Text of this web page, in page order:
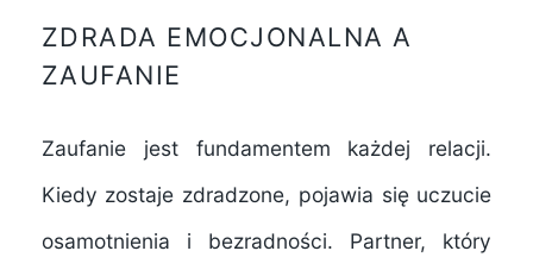
ZDRADA EMOCJONALNA A
ZAUFANIE
Zaufanie jest fundamentem każdej relacji.
Kiedy zostaje zdradzone, pojawia się uczucie
osamotnienia i bezradności. Partner, który